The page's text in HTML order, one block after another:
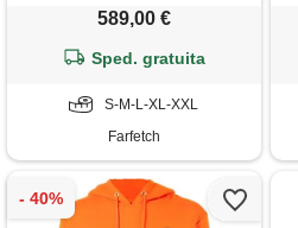
arancione
589,00 €
Sped. gratuita
S-M-L-XL-XXL
Farfetch